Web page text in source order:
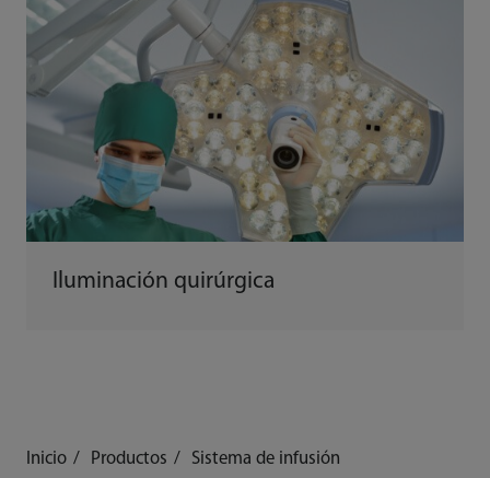
Iluminación quirúrgica
Inicio Productos Sistema de infusión